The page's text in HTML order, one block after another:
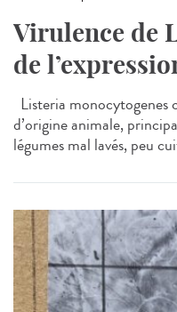
Virulence de
de
Listeria monocytogenes
d’origine animale,
légumes mal lavés, peu